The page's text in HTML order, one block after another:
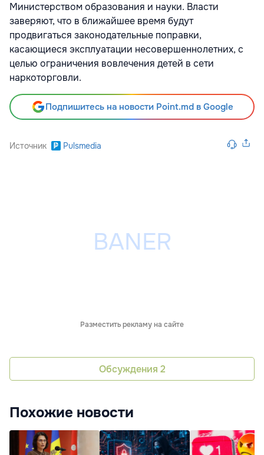
Министерством образования и науки. Власти
заверяют, что в ближайшее время будут
продвигаться законодательные поправки,
касающиеся эксплуатации несовершеннолетних, с
целью ограничения вовлечения детей в сети
наркоторговли.
Подпишитесь на новости Point.md в Google
Источник Pulsmedia
Разместить рекламу на сайте
Обсуждения 2
Похожие новости